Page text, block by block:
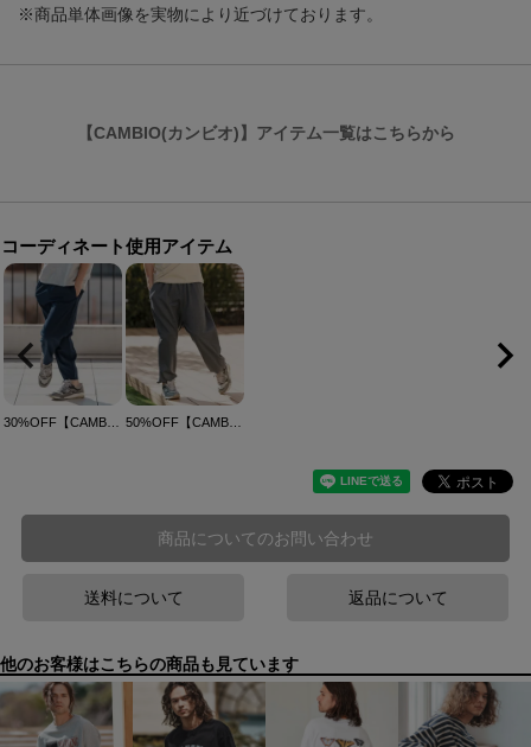
※商品単体画像を実物により近づけております。
【CAMBIO(カンビオ)】アイテム一覧はこちらから
コーディネート使用アイテム
商品についてのお問い合わせ
送料について 返品について
他のお客様はこちらの商品も見ています